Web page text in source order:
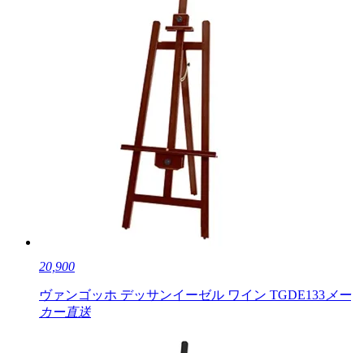
20,900
ヴァンゴッホ デッサンイーゼル ワイン TGDE133 メー
カー直送